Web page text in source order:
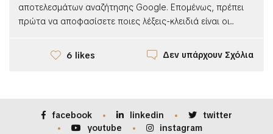
αποτελεσμάτων αναζήτησης Google. Επομένως, πρέπει
πρώτα να αποφασίσετε ποιες λέξεις-κλειδιά είναι οι...
6 likes Δεν υπάρχουν Σχόλια
facebook linkedin
twitter
youtube
instagram